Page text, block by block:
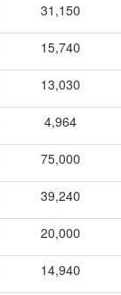
31,150
15,740
13,030
4,964
75,000
39,240
20,000
14,940